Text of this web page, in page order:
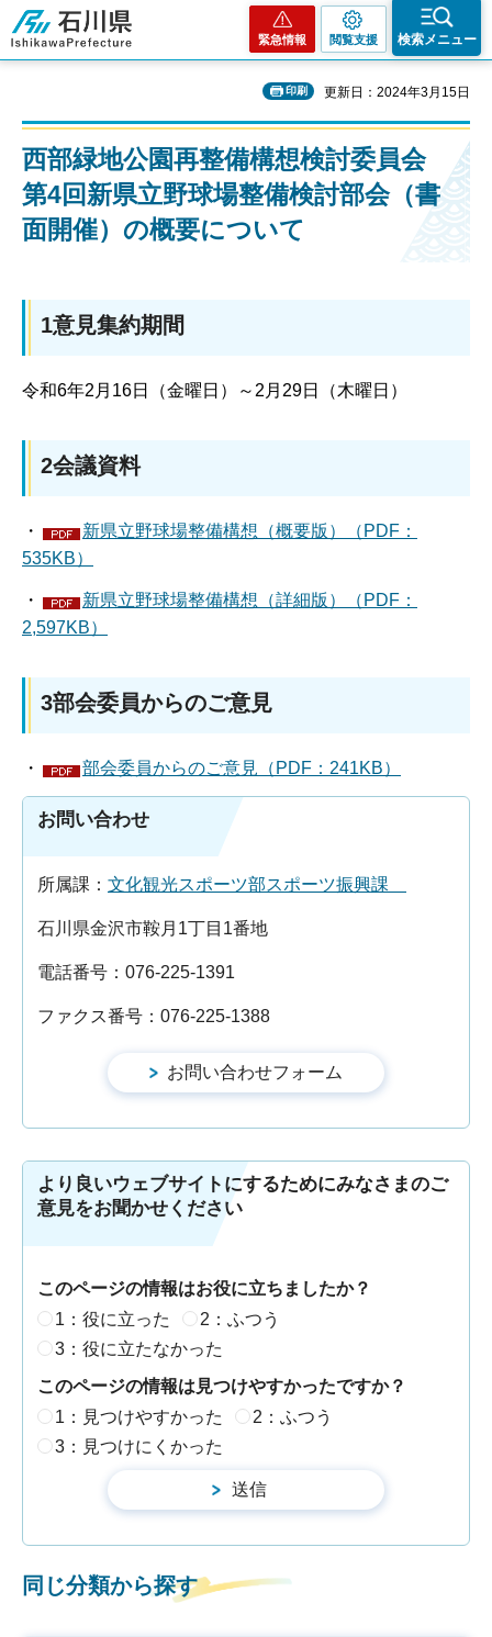
石川県
緊急情報 閲覧支援 検索メニュー
印刷 更新日：2024年3月15日
西部緑地公園再整備構想検討委員会
第4回新県立野球場整備検討部会（書
面開催）の概要について
1意見集約期間
令和6年2月16日（金曜日）～2月29日（木曜日）
2会議資料
・
新県立野球場整備構想（概要版）（PDF：
535KB）
・
新県立野球場整備構想（詳細版）（PDF：
2,597KB）
3部会委員からのご意見
・ 部会委員からのご意見（PDF：241KB）
お問い合わせ
所属課： 文化観光スポーツ部スポーツ振興課
石川県金沢市鞍月1丁目1番地
電話番号：076-225-1391
ファクス番号：076-225-1388
より良いウェブサイトにするためにみなさまのご
意見をお聞かせください
このページの情報はお役に立ちましたか？
1：役に立った
2：ふつう
3：役に立たなかった
このページの情報は見つけやすかったですか？
1：見つけやすかった
2：ふつう
3：見つけにくかった
同じ分類から探す